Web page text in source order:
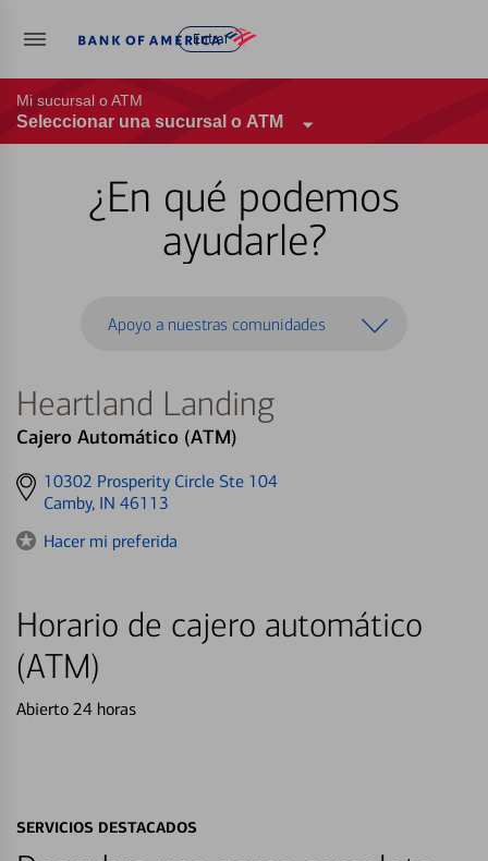
Entrar
Mi sucursal o ATM
Seleccionar una sucursal o ATM
¿En qué podemos
ayudarle?
Apoyo a nuestras comunidades
Heartland Landing
Cajero Automático (ATM)
Get
directions
10302 Prosperity Circle Ste 104
Camby, IN 46113
Hacer mi preferida
Horario de cajero automático
(ATM)
Abierto 24 horas
SERVICIOS DESTACADOS